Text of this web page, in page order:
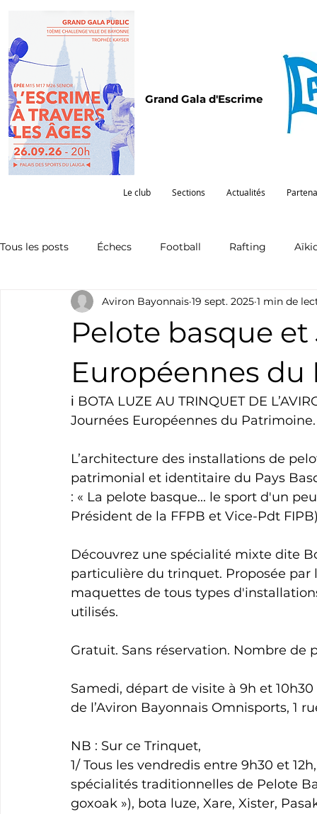
Grand Gala d'Escrime
Le club Sections Actualités
Tous les posts Échecs Football Rafting
Omnisports Partenariat Pelote Pentathlon
Natation Tennis
Cyclotourisme Surf Basket
Pelote basque
Européennes
Aviron Bayonnais 19 sept. 2025 1 min de
ℹ️ BOTA LUZE AU TRINQUET DE
Journées Européennes du Patrimoine.
L’architecture des installations de
patrimonial et identitaire du Pays
: « La pelote basque... le sport d'un
Président de la FFPB et Vice-Pdt
Découvrez une spécialité mixte dite
particulière du trinquet. Proposée par
maquettes de tous types
utilisés.
Gratuit. Sans réservation. Nombre de
Samedi, départ de visite à 9h et
de l’Aviron Bayonnais Omnisports, 1
NB : Sur ce Trinquet,
1/ Tous les vendredis entre 9h30 et
spécialités traditionnelles de Pelote
goxoak »), bota luze, Xare, Xister,